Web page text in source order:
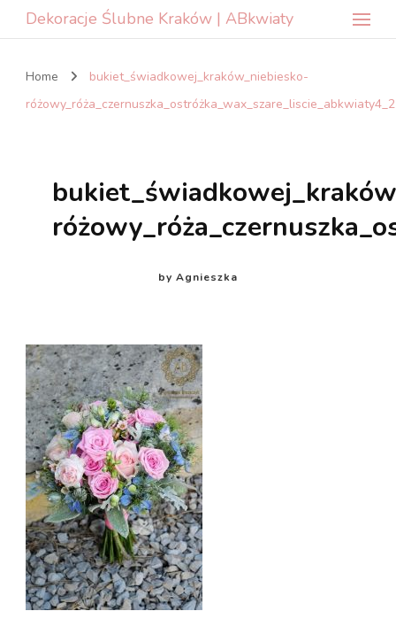
Dekoracje Ślubne Kraków | ABkwiaty
Home
bukiet_świadkowej_kraków_niebiesko-
różowy_róża_czernuszka_ostróżka_wax_szare_liscie_abkwiaty4_2
by Agnieszka